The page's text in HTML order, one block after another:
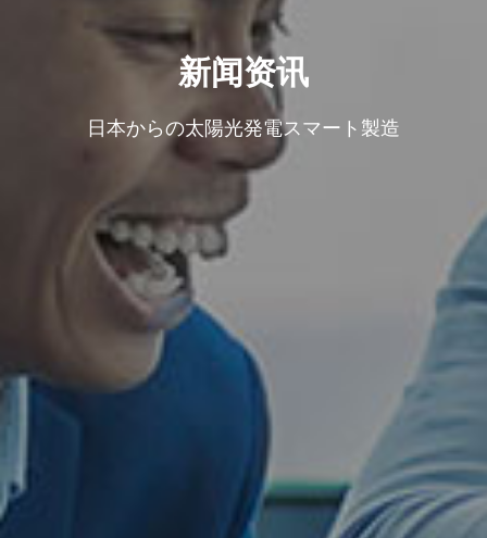
新闻资讯
日本からの太陽光発電スマート製造